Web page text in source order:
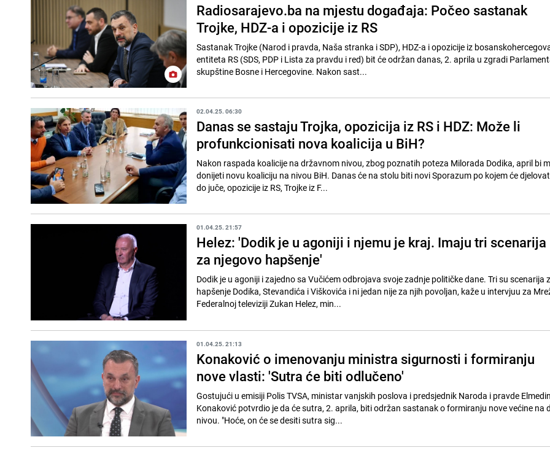
Radiosarajevo.ba na mjestu događaja: Počeo sastanak
Trojke, HDZ-a i opozicije iz RS
Sastanak Trojke (Narod i pravda, Naša stranka i SDP), HDZ-a i opozicije iz
entiteta RS (SDS, PDP i Lista za pravdu i red) bit će održan danas, 2. aprila u zgradi
skupštine Bosne i Hercegovine. Nakon sast...
02.04.25. 06:30
Danas se sastaju Trojka, opozicija iz RS i HDZ: Može li
profunkcionisati nova koalicija u BiH?
Nakon raspada koalicije na državnom nivou, zbog poznatih poteza Milorada Dodika, april bi
donijeti novu koaliciju na nivou BiH. Danas će na stolu biti novi Sporazum po kojem će
do juče, opozicije iz RS, Trojke iz F...
01.04.25. 21:57
Helez: 'Dodik je u agoniji i njemu je kraj. Imaju tri scenarija
za njegovo hapšenje'
Dodik je u agoniji i zajedno sa Vučićem odbrojava svoje zadnje političke dane. Tri su scenarija
hapšenje Dodika, Stevandića i Viškovića i ni jedan nije za njih povoljan, kaže u intervjuu za
Federalnoj televiziji Zukan Helez, min...
01.04.25. 21:13
Konaković o imenovanju ministra sigurnosti i formiranju
nove vlasti: 'Sutra će biti odlučeno'
Gostujući u emisiji Polis TVSA, ministar vanjskih poslova i predsjednik Naroda i pravde Elmedin
Konaković potvrdio je da će sutra, 2. aprila, biti održan sastanak o formiranju nove većine na
nivou. "Hoće, on će se desiti sutra sig...